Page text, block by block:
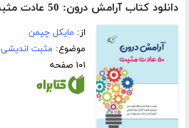
دانلود کتاب آرامش درون: 50 عادت مثبت
از: مایکل چپمن
موضوع: مثبت اندیشی
۱۰۱ صفحه